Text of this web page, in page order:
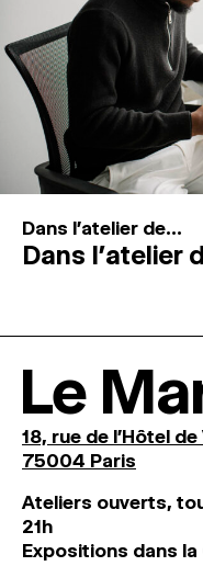
Dans l'atelier de...
Dans l’atelier
Le
18, rue de l'Hôtel de
75004 Paris
Ateliers ouverts,
21h
Expositions dans la